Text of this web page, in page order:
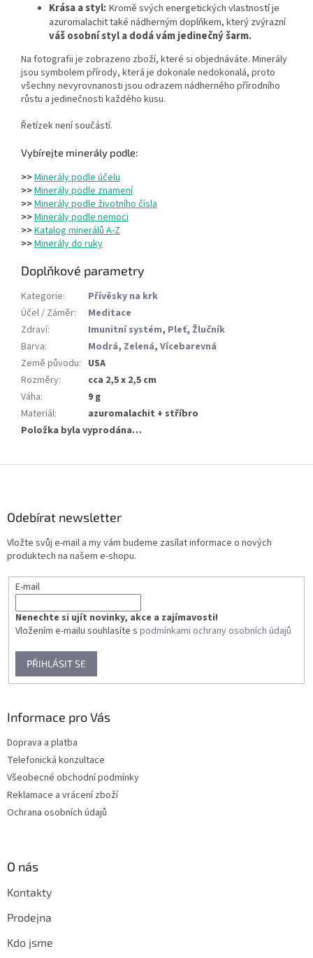
Krása a styl:Kromě svých energetických vlastností je
azuromalachit také nádherným doplňkem, který zvýrazní
váš osobní styl a dodá vám jedinečný šarm.
Na fotografii je zobrazeno zboží, které si objednáváte. Minerály
jsou symbolem přírody, která je dokonale nedokonalá, proto
všechny nevyrovnanosti jsou odrazem nádherného přírodního
růstu a jedinečnosti každého kusu.
Řetízek není součástí.
Vybírejte minerály podle:
>>Minerály podle účelu
>>Minerály podle znamení
>>Minerály podle životního čísla
>>Minerály podle nemoci
>>Katalog minerálů A-Z
>>Minerály do ruky
Doplňkové parametry
Kategorie:
Přívěsky na krk
Účel / Záměr:
Meditace
Zdraví: Imunitní systém, Pleť, Žlučník
Barva: Modrá, Zelená, Vícebarevná
Země původu: USA
Rozměry:
cca 2,5 x 2,5 cm
Váha:
9 g
Materiál:
azuromalachit + stříbro
Položka byla vyprodána…
Odebírat newsletter
Vložte svůj e-mail a my vám budeme zasílat informace o nových
produktech na našem e-shopu.
E-mail
Nenechte si ujít novinky, akce a zajímavosti!
Vložením e-mailu souhlasíte s podmínkami ochrany osobních údajů
PŘIHLÁSIT SE
Informace pro Vás
Doprava a platba
Telefonická konzultace
Všeobecné obchodní podmínky
Reklamace a vrácení zboží
Ochrana osobních údajů
O nás
Kontakty
Prodejna
Kdo jsme